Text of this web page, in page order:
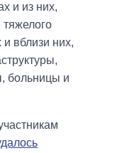
и из них,
тяжелого
вблизи них,
больницы и